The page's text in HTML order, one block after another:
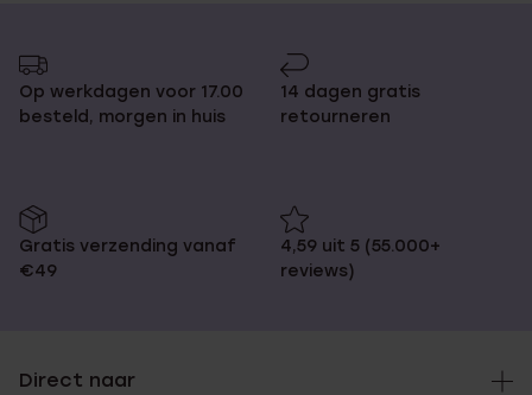
Op werkdagen voor 17.00
besteld, morgen in huis
14 dagen gratis
retourneren
Gratis verzending vanaf
€49
4,59 uit 5 (55.000+
reviews)
Direct naar